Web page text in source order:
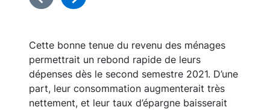
Cette bonne tenue du revenu des ménages
permettrait un rebond rapide de leurs
dépenses dès le second semestre 2021. D’une
part, leur consommation augmenterait très
nettement, et leur taux d’épargne baisserait